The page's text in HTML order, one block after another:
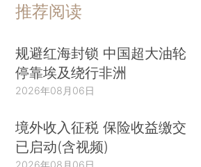
推荐阅读
规避红海封锁 中国超大油轮
停靠埃及绕行非洲
2026年08月06日
境外收入征税 保险收益缴交
已启动(含视频)